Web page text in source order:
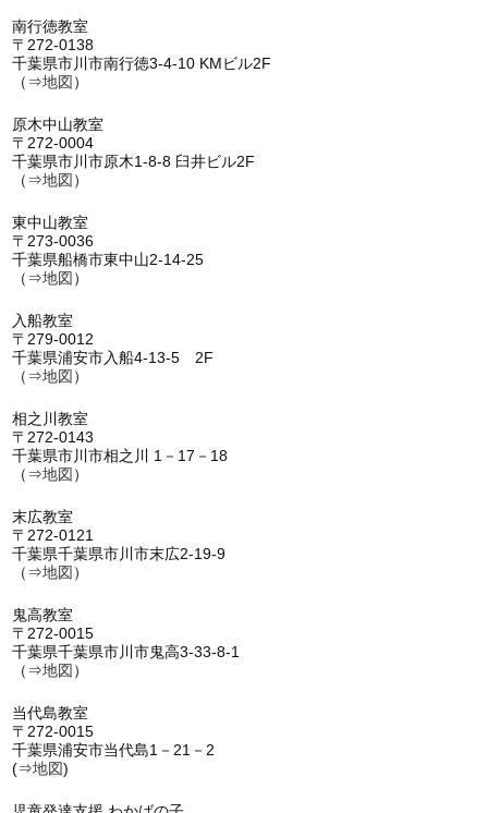
南行徳教室
〒272-0138
千葉県市川市南行徳3-4-10 KMビル2F
（⇒地図 ）
原木中山教室
〒272-0004
千葉県市川市原木1-8-8 臼井ビル2F
（⇒地図 ）
東中山教室
〒273-0036
千葉県船橋市東中山2-14-25
（⇒地図 ）
入船教室
〒279-0012
千葉県浦安市入船4-13-5 2F
（⇒地図 ）
相之川教室
〒272-0143
千葉県市川市相之川 1－17－18
（⇒地図 ）
末広教室
〒272-0121
千葉県千葉県市川市末広2-19-9
（⇒地図 ）
鬼高教室
〒272-0015
千葉県千葉県市川市鬼高3-33-8-1
（⇒地図 ）
当代島教室
〒272-0015
千葉県浦安市当代島1－21－2
(⇒地図)